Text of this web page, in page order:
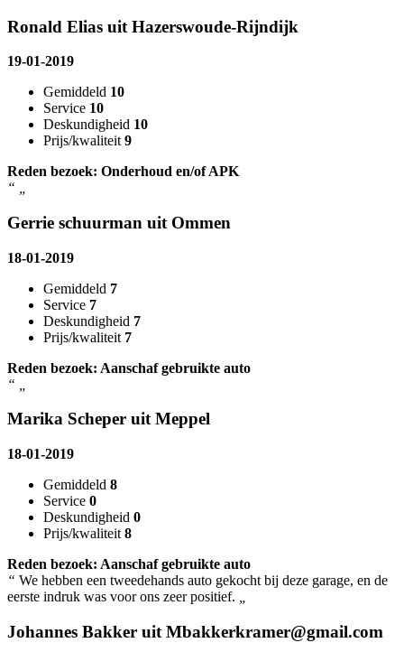
Ronald Elias uit Hazerswoude-Rijndijk
19-01-2019
Gemiddeld 10
Service 10
Deskundigheid 10
Prijs/kwaliteit 9
Reden bezoek: Onderhoud en/of APK
“
Gerrie schuurman uit Ommen
18-01-2019
Gemiddeld 7
Service 7
Deskundigheid 7
Prijs/kwaliteit 7
Reden bezoek: Aanschaf gebruikte auto
“
Marika Scheper uit Meppel
18-01-2019
Gemiddeld 8
Service 0
Deskundigheid 0
Prijs/kwaliteit 8
Reden bezoek: Aanschaf gebruikte auto
“ We hebben een tweedehands auto gekocht bij deze garage, en de
eerste indruk was voor ons zeer positief.
Johannes Bakker uit Mbakkerkramer@gmail.com